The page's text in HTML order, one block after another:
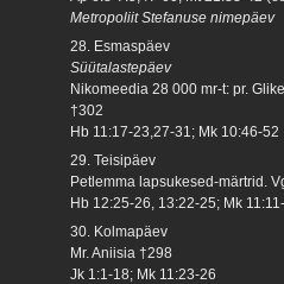
Metropoliit Stefanuse nimepäev
28. Esmaspäev
Süütalastepäev
Nikomeedia 28 000 mr-t: pr.
†302
Hb 11:17-23,27-31; Mk 10:46-52
29. Teisipäev
Petlemma lapsukesed-märtrid.
Hb 12:25-26, 13:22-25; Mk
30. Kolmapäev
Mr. Aniisia †298
Jk 1:1-18; Mk 11:23-26